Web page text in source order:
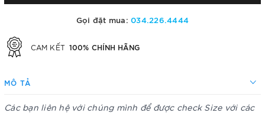
Gọi đặt mua:034.226.4444
CAM KẾT 100% CHÍNH HÃNG
MÔ TẢ
Các bạn liên hệ với chúng mình để được check Size với các